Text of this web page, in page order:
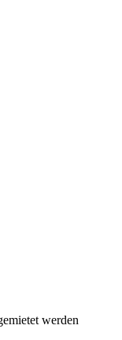
werden